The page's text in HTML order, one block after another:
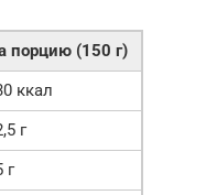
порцию (150 г)
ккал
г
г